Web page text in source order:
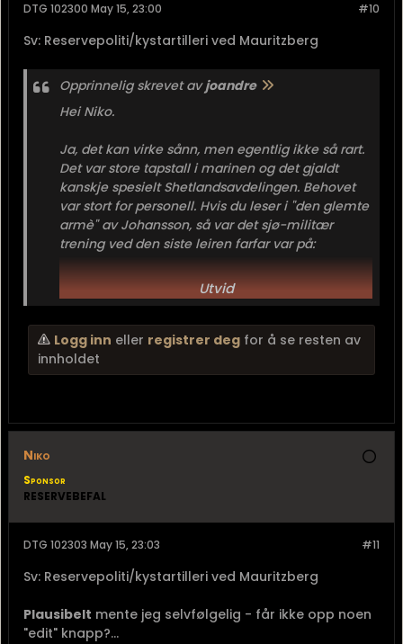
#10
DTG 102300 May 15, 23:00
Sv: Reservepoliti/kystartilleri ved Mauritzberg
Opprinnelig skrevet avjoandre
Hei Niko.
Ja, det kan virke sånn, men egentlig ikke så rart.
Det var store tapstall i marinen og det gjaldt
kanskje spesielt Shetlandsavdelingen. Behovet
var stort for personell. Hvis du leser i "den glemte
armè" av Johansson, så var det sjø-militær
trening ved den siste leiren farfar var på:
Mauritzberg. Det var nok derfor. På Mauritzberg
bygde de blant annet et kunstig kystfort og
hadde en båt de brukte til å angripe ...
Utvid
Logg inn eller registrer deg for å se resten av
innholdet
Niko
Sponsor
RESERVEBEFAL
#11
DTG 102303 May 15, 23:03
Sv: Reservepoliti/kystartilleri ved Mauritzberg
Plausibelt mente jeg selvfølgelig - får ikke opp noen
"edit" knapp?...